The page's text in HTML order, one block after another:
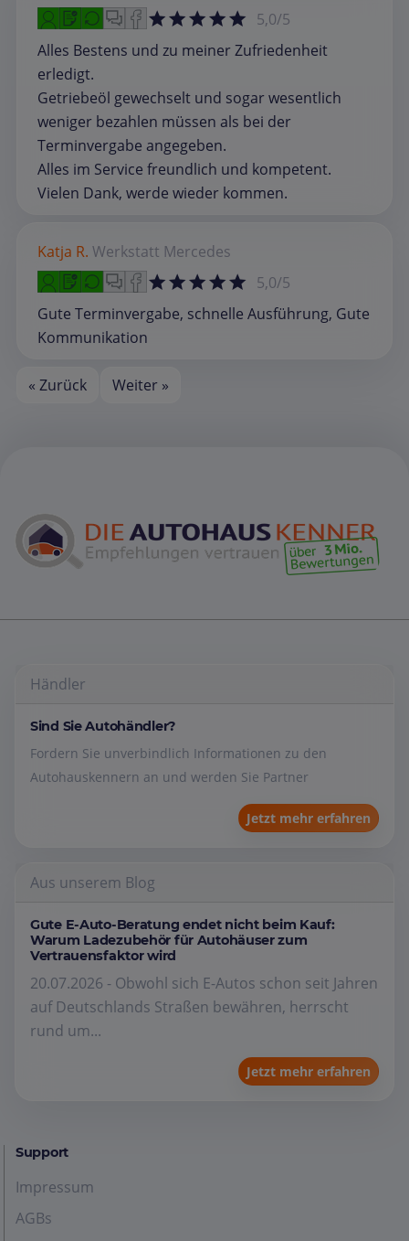
5,0/5
Alles Bestens und zu meiner Zufriedenheit
erledigt.
Getriebeöl gewechselt und sogar wesentlich
weniger bezahlen müssen als bei der
Terminvergabe angegeben.
Alles im Service freundlich und kompetent.
Vielen Dank, werde wieder kommen.
Katja R. Werkstatt Mercedes
5,0/5
Gute Terminvergabe, schnelle Ausführung, Gute
Kommunikation
« Zurück Weiter »
Händler
Sind Sie Autohändler?
Fordern Sie unverbindlich Informationen zu den
Autohauskennern an und werden Sie Partner
Jetzt mehr erfahren
Aus unserem Blog
Gute E-Auto-Beratung endet nicht beim Kauf:
Warum Ladezubehör für Autohäuser zum
Vertrauensfaktor wird
20.07.2026 - Obwohl sich E-Autos schon seit Jahren
auf Deutschlands Straßen bewähren, herrscht
rund um...
Jetzt mehr erfahren
Support
Impressum
AGBs